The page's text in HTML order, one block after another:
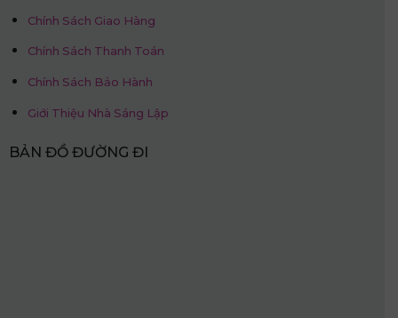
Chính Sách Giao Hàng
Chính Sách Thanh Toán
Chính Sách Bảo Hành
Giới Thiệu Nhà Sáng Lập
BẢN ĐỒ ĐƯỜNG ĐI